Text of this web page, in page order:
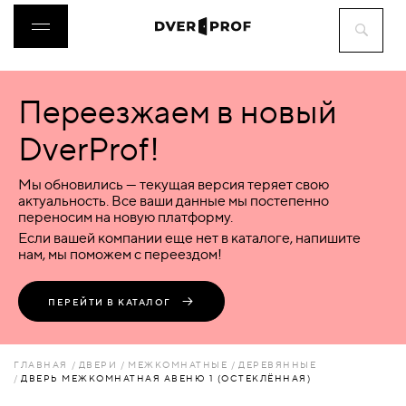
ДВЕРИ
ФУРНИТУРА
ВОРОТА
ПЕРЕГОРОДКИ
Переезжаем в новый
DverProf!
Мы обновились — текущая версия теряет свою
актуальность. Все ваши данные мы постепенно
переносим на новую платформу.
Если вашей компании еще нет в каталоге, напишите
нам, мы поможем с переездом!
ПЕРЕЙТИ В КАТАЛОГ
ГЛАВНАЯ ДВЕРИ МЕЖКОМНАТНЫЕ
ДЕРЕВЯННЫЕ
ДВЕРЬ МЕЖКОМНАТНАЯ АВЕНЮ 1 (ОСТЕКЛЁННАЯ)